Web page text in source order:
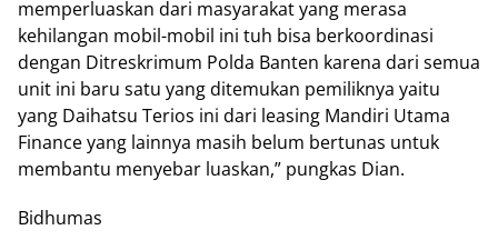
memperluaskan dari masyarakat yang merasa
kehilangan mobil-mobil ini tuh bisa berkoordinasi
dengan Ditreskrimum Polda Banten karena dari semua
unit ini baru satu yang ditemukan pemiliknya yaitu
yang Daihatsu Terios ini dari leasing Mandiri Utama
Finance yang lainnya masih belum bertunas untuk
membantu menyebar luaskan,” pungkas Dian.
Bidhumas